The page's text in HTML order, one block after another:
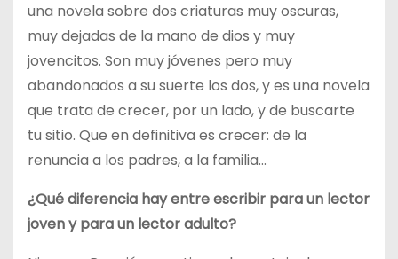
una novela sobre dos criaturas muy oscuras,
muy dejadas de la mano de dios y muy
jovencitos. Son muy jóvenes pero muy
abandonados a su suerte los dos, y es una novela
que trata de crecer, por un lado, y de buscarte
tu sitio. Que en definitiva es crecer: de la
renuncia a los padres, a la familia…
¿Qué diferencia hay entre escribir para un lector
joven y para un lector adulto?